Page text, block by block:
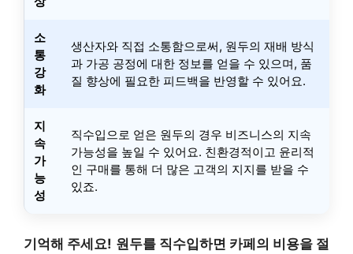
소
통
강
화
생산자와 직접 소통함으로써, 원두의 재배 방식
과 가공 공정에 대한 정보를 얻을 수 있으며, 품
질 향상에 필요한 피드백을 반영할 수 있어요.
지
속
가
능
성
직수입으로 얻은 원두의 경우 비즈니스의 지속
가능성을 높일 수 있어요. 친환경적이고 윤리적
인 구매를 통해 더 많은 고객의 지지를 받을 수
있죠.
기억해 주세요! 원두를 직수입하면 카페의 비용을 절